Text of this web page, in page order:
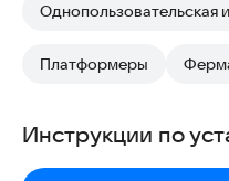
Однопользовательская
Платформеры
Инструкции по